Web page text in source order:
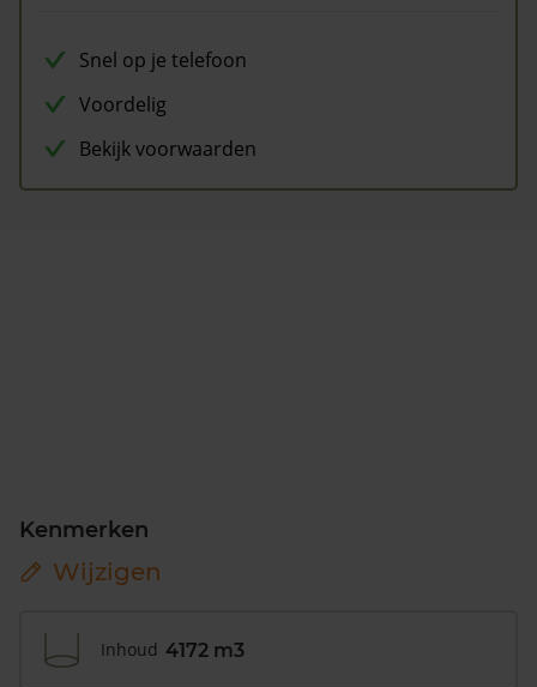
Snel op je telefoon
Voordelig
Bekijk voorwaarden
Kenmerken
Wijzigen
Inhoud 4172 m3